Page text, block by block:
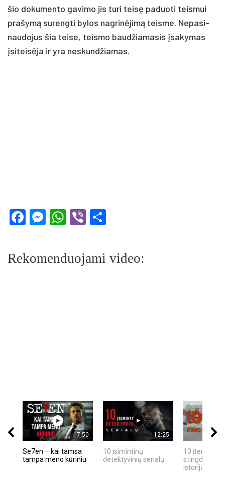
šio do­ku­men­to ga­vi­mo jis tu­ri teisę pa­duo­ti teis­mui
pra­šymą su­reng­ti by­los nag­rinė­jimą teis­me. Ne­pa­si­
nau­do­jus šia tei­se, teis­mo baud­žia­ma­sis įsa­ky­mas
įsi­teisė­ja ir yra ne­skund­žia­mas.
Facebook
Messenger
WhatsApp
Viber
Rekomenduojami video:
17:50
Se7en – kai tamsa
tampa meno kūriniu
12:25
10 įsimintinų
detektyvinių serialų
10 įtemptų,
stingdančių
istorijų